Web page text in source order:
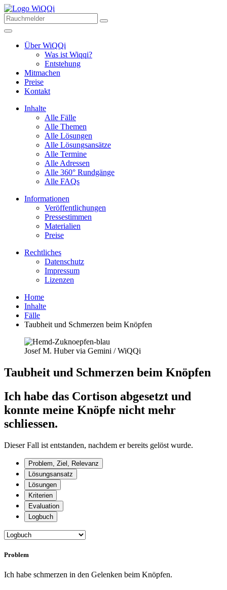
Über WiQQi
Was ist Wiqqi?
Entstehung
Mitmachen
Preise
Kontakt
Inhalte
Alle Fälle
Alle Themen
Alle Lösungen
Alle Lösungsansätze
Alle Termine
Alle Adressen
Alle 360° Rundgänge
Alle FAQs
Informationen
Veröffentlichungen
Pressestimmen
Materialien
Preise
Rechtliches
Datenschutz
Impressum
Lizenzen
Home
Inhalte
Fälle
Taubheit und Schmerzen beim Knöpfen
Josef M. Huber via Gemini / WiQQi
Taubheit und Schmerzen beim Knöpfen
Ich habe das Cortison abgesetzt und
konnte meine Knöpfe nicht mehr
schliessen.
Dieser Fall ist entstanden, nachdem er bereits gelöst wurde.
Problem, Ziel, Relevanz
Lösungsansatz
Lösungen
Kriterien
Evaluation
Logbuch
Problem
Ich habe schmerzen in den Gelenken beim Knöpfen.